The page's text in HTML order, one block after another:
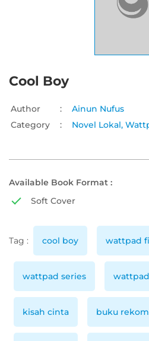
Cool Boy
Author :
Ainun Nufus
Category
: Novel Lokal,
Available Book Format :
Soft Cover
Tag : cool boy wattpad
wattpad series
kisah cinta buku